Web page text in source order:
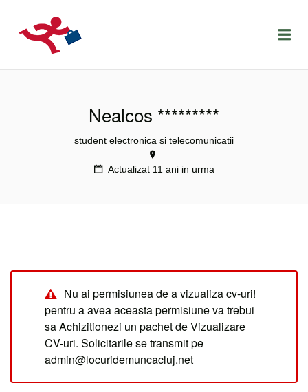
LOCURIDEMUNCACLUJ.NET
Nealcos *********
student electronica si telecomunicatii
Actualizat 11 ani in urma
Nu ai permisiunea de a vizualiza cv-uri!
pentru a avea aceasta permisiune va trebui
sa Achizitionezi un pachet de Vizualizare
CV-uri. Solicitarile se transmit pe
admin@locuridemuncacluj.net